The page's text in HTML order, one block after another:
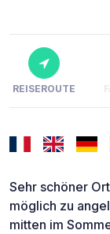
REISEROUTE
Sehr schöner
möglich zu
mitten im